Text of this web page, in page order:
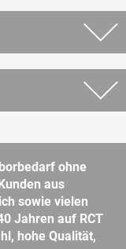
ohne
aus
sowie vielen
Jahren auf RCT
hohe Qualität,